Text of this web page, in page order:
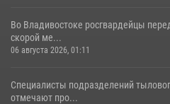
Во Владивостоке росгвардейцы
скорой ме...
06 августа 2026, 01:11
Специалисты подразделений
отмечают про...